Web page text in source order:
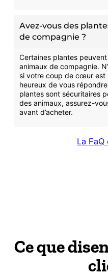
Avez-vous des
de compagnie ?
Certaines plantes
animaux de compagnie.
si votre coup de cœur est
heureux de vous
plantes sont sécuritaires
des animaux, assurez-
avant d’acheter.
La
Ce que